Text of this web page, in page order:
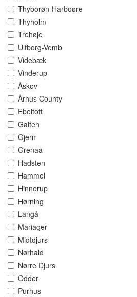
Thyborøn-Harboøre
Thyholm
Trehøje
Ulfborg-Vemb
Videbæk
Vinderup
Åskov
Århus County
Ebeltoft
Galten
Gjern
Grenaa
Hadsten
Hammel
Hinnerup
Hørning
Langå
Mariager
Midtdjurs
Nørhald
Nørre Djurs
Odder
Purhus